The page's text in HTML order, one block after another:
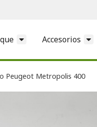
Accesorios
Peugeot Metropolis 400